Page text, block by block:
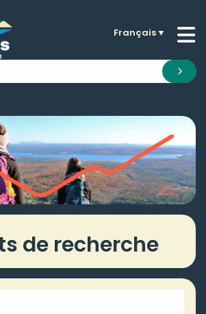
)
)
)
)
)
Français▼
de recherche